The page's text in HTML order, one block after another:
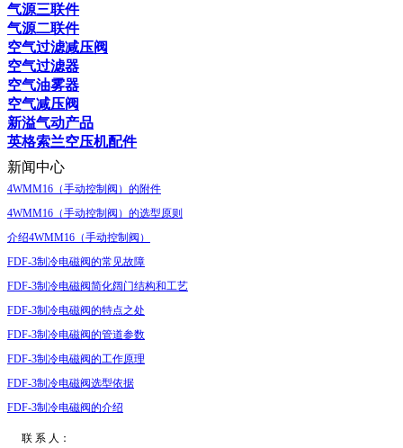
气源三联件
气源二联件
空气过滤减压阀
空气过滤器
空气油雾器
空气减压阀
新溢气动产品
英格索兰空压机配件
新闻中心
4WMM16（手动控制阀）的附件
4WMM16（手动控制阀）的选型原则
介绍4WMM16（手动控制阀）
FDF-3制冷电磁阀的常见故障
FDF-3制冷电磁阀简化阔门结构和工艺
FDF-3制冷电磁阀的特点之处
FDF-3制冷电磁阀的管道参数
FDF-3制冷电磁阀的工作原理
FDF-3制冷电磁阀选型依据
FDF-3制冷电磁阀的介绍
联 系 人：